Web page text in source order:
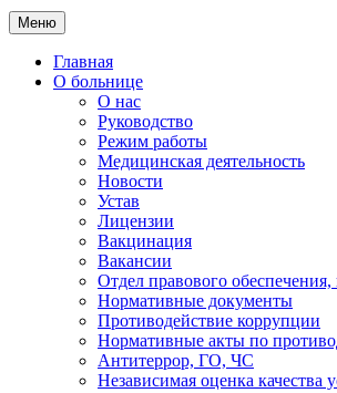
Меню
Главная
О больнице
О нас
Руководство
Режим работы
Медицинская деятельность
Новости
Устав
Лицензии
Вакцинация
Вакансии
Отдел правового
Нормативные документы
Противодействие коррупции
Нормативные акты по
Антитеррор, ГО, ЧС
Независимая оценка качества